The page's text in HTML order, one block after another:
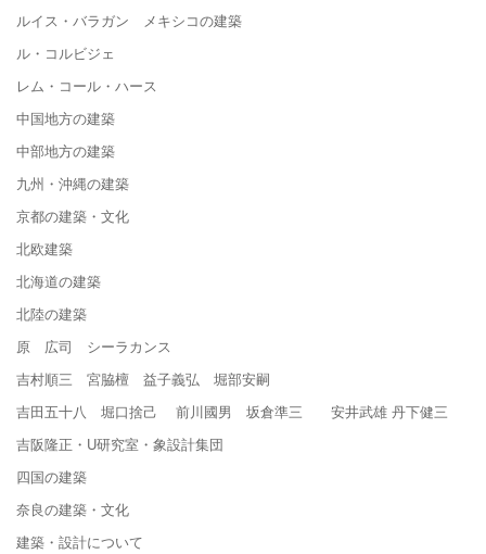
ルイス・バラガン メキシコの建築
ル・コルビジェ
レム・コール・ハース
中国地方の建築
中部地方の建築
九州・沖縄の建築
京都の建築・文化
北欧建築
北海道の建築
北陸の建築
原 広司 シーラカンス
吉村順三 宮脇檀 益子義弘 堀部安嗣
吉田五十八 堀口捨己 前川國男 坂倉準三 安井武雄 丹下健三
吉阪隆正・U研究室・象設計集団
四国の建築
奈良の建築・文化
建築・設計について